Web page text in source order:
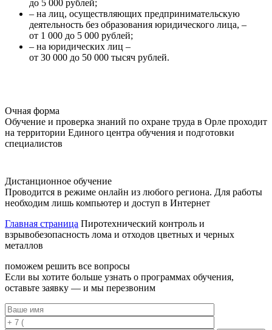
до 5 000 рублей;
– на лиц, осуществляющих предпринимательскую
деятельность без образования юридического лица, –
от 1 000 до 5 000 рублей;
– на юридических лиц –
от 30 000 до 50 000 тысяч рублей.
Очная форма
Обучение и проверка знаний по охране труда в Орле проходит
на территории Единого центра обучения и подготовки
специалистов
Дистанционное обучение
Проводится в режиме онлайн из любого региона. Для работы
необходим лишь компьютер и доступ в Интернет
Главная страница Пиротехнический контроль и
взрывобезопасность лома и отходов цветных и черных
металлов
поможем решить все вопросы
Если вы хотите больше узнать о программах обучения,
оставьте заявку — и мы перезвоним